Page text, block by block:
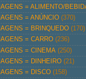
= ALIMENTO/
= ANÚNCIO (370)
= BRINQUEDO (170)
= CARRO (236)
= CINEMA (250)
= DINHEIRO (21)
= DISCO (158)